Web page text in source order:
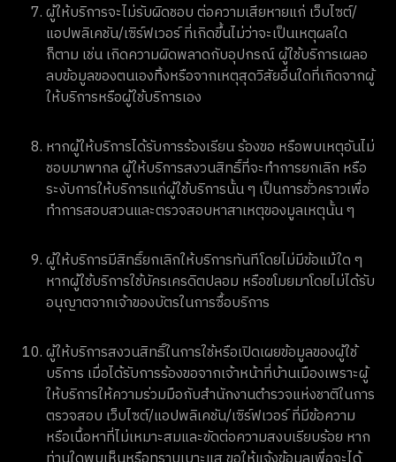
ผู้ให้บริการจะไม่รับผิดชอบ ต่อความเสียหายแก่ เว็บไซต์/
แอปพลิเคชัน/เซิร์ฟเวอร์ ที่เกิดขึ้นไม่ว่าจะเป็นเหตุผลใด
ก็ตาม เช่น เกิดความผิดพลาดกับอุปกรณ์ ผู้ใช้บริการเผลอ
ลบข้อมูลของตนเองทิ้ิงหรือจากเหตุสุดวิสัยอื่นใดที่เกิดจากผู้
ให้บริการหรือผู้ใช้บริการเอง
หากผู้ให้บริการได้รับการร้องเรียน ร้องขอ หรือพบเหตุอันไม่
ชอบมาพากล ผู้ให้บริการสงวนสิทธิ์ที่จะทำการยกเลิก หรือ
ระงับการให้บริการแก่ผู้ใช้บริการนั้น ๆ เป็นการชั่วคราวเพื่อ
ทำการสอบสวนและตรวจสอบหาสาเหตุของมูลเหตุนั้น ๆ
ผู้ให้บริการมีสิทธิ์ยกเลิกให้บริการทันทีโดยไม่มีข้อแม้ใด ๆ
หากผู้ใช้บริการใช้บัครเครดิตปลอม หรือขโมยมาโดยไม่ได้รับ
อนุญาตจากเจ้าของบัตรในการซื้อบริการ
ผู้ให้บริการสงวนสิทธิ์ในการใช้หรือเปิดเผยข้อมูลของผู้ใช้
บริการ เมื่อได้รับการร้องขอจากเจ้าหน้าที่บ้านเมืองเพราะผู้
ให้บริการให้ความร่วมมือกับสำนักงานตำรวจแห่งชาติในการ
ตรวจสอบ เว็บไซต์/แอปพลิเคชัน/เซิร์ฟเวอร์ ที่มีข้อความ
หรือเนื้อหาที่ไม่เหมาะสมและขัดต่อความสงบเรียบร้อย หาก